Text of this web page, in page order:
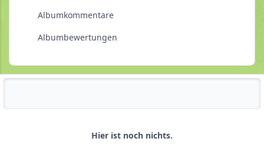
Albumkommentare
Albumbewertungen
Hier ist noch nichts.